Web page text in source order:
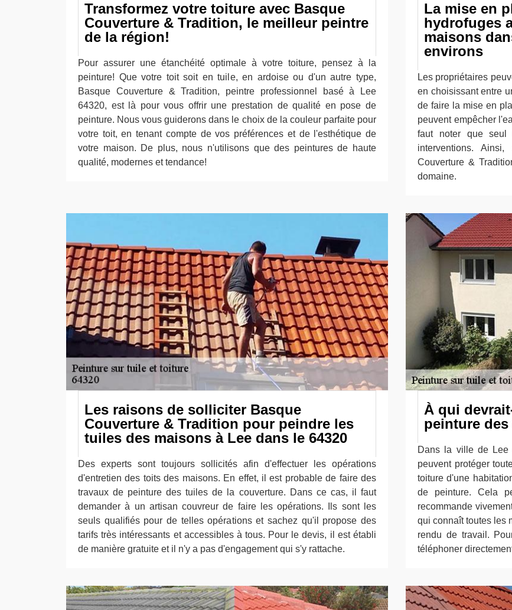
Transformez votre toiture avec Basque
Couverture & Tradition, le meilleur peintre
de la région!
Pour assurer une étanchéité optimale à votre toiture, pensez à la
peinture! Que votre toit soit en tuile, en ardoise ou d'un autre type,
Basque Couverture & Tradition, peintre professionnel basé à Lee
64320, est là pour vous offrir une prestation de qualité en pose de
peinture. Nous vous guiderons dans le choix de la couleur parfaite pour
votre toit, en tenant compte de vos préférences et de l'esthétique de
votre maison. De plus, nous n'utilisons que des peintures de haute
qualité, modernes et tendance!
La mise en
hydrofuges
maisons
environs
Les propriétaires
en choisissant entre
de faire la mise en
peuvent empêcher
faut noter que seul
interventions.
Couverture &
domaine.
Les raisons de solliciter Basque
Couverture & Tradition pour peindre les
tuiles des maisons à Lee dans le 64320
Des experts sont toujours sollicités afin d'effectuer les opérations
d'entretien des toits des maisons. En effet, il est probable de faire des
travaux de peinture des tuiles de la couverture. Dans ce cas, il faut
demander à un artisan couvreur de faire les opérations. Ils sont les
seuls qualifiés pour de telles opérations et sachez qu'il propose des
tarifs très intéressants et accessibles à tous. Pour le devis, il est établi
de manière gratuite et il n'y a pas d'engagement qui s'y rattache.
À qui
peinture
Dans la ville de Lee
peuvent protéger
toiture d'une
de peinture. Cela
recommande
qui connaît toutes les
rendu de travail.
téléphoner